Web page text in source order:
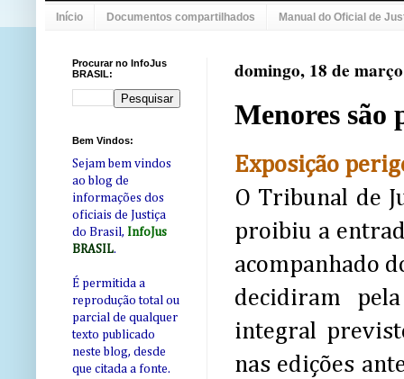
Início Documentos compartilhados Manual do Oficial de
domingo, 18 de
Menores são
Exposição
O Tribunal de
proibiu a
acompanhado
decidiram
integral
nas edições
Procurar no InfoJus
BRASIL:
Bem Vindos:
Sejam bem vindos
ao blog de
informações dos
oficiais de Justiça
do Brasil, InfoJus
BRASIL.
É permitida a
reprodução total ou
parcial de qualquer
texto publicado
neste blog, desde
que citada a fonte.